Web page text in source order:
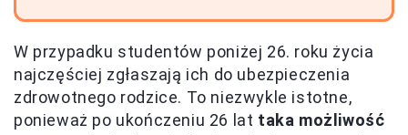
W przypadku studentów poniżej 26. roku życia
najczęściej zgłaszają ich do ubezpieczenia
zdrowotnego rodzice. To niezwykle istotne,
ponieważ po ukończeniu 26 lat taka możliwość